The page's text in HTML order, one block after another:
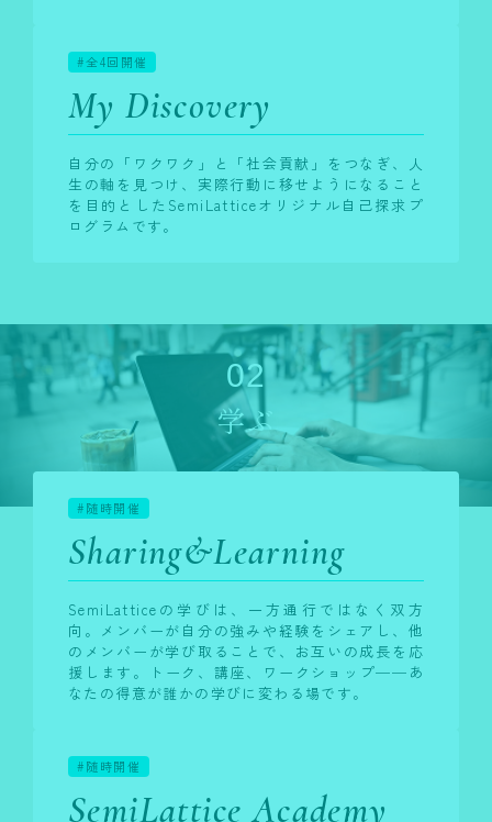
#全4回開催
My Discovery
自分の「ワクワク」と「社会貢献」をつなぎ、人
生の軸を見つけ、実際行動に移せようになること
を目的としたSemiLatticeオリジナル自己探求プ
ログラムです。
02
学ぶ
#随時開催
Sharing&Learning
SemiLatticeの学びは、一方通行ではなく双方
向。メンバーが自分の強みや経験をシェアし、他
のメンバーが学び取ることで、お互いの成長を応
援します。トーク、講座、ワークショップ──あ
なたの得意が誰かの学びに変わる場です。
#随時開催
SemiLattice Academy